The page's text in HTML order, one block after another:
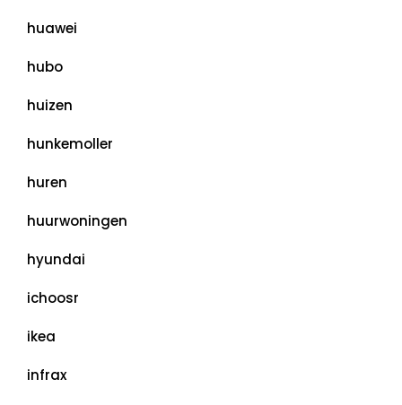
huawei
hubo
huizen
hunkemoller
huren
huurwoningen
hyundai
ichoosr
ikea
infrax